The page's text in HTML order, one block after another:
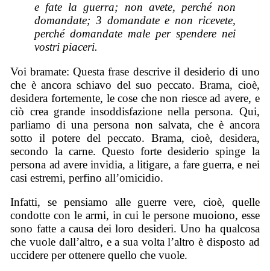
e fate la guerra; non avete, perché non
domandate; 3 domandate e non ricevete,
perché domandate male per spendere nei
vostri piaceri.
Voi bramate: Questa frase descrive il desiderio di uno
che è ancora schiavo del suo peccato. Brama, cioè,
desidera fortemente, le cose che non riesce ad avere, e
ciò crea grande insoddisfazione nella persona. Qui,
parliamo di una persona non salvata, che è ancora
sotto il potere del peccato. Brama, cioè, desidera,
secondo la carne. Questo forte desiderio spinge la
persona ad avere invidia, a litigare, a fare guerra, e nei
casi estremi, perfino all’omicidio.
Infatti, se pensiamo alle guerre vere, cioè, quelle
condotte con le armi, in cui le persone muoiono, esse
sono fatte a causa dei loro desideri. Uno ha qualcosa
che vuole dall’altro, e a sua volta l’altro è disposto ad
uccidere per ottenere quello che vuole.